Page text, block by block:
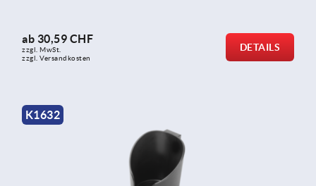
ab 30,59 CHF
zzgl. MwSt.
zzgl. Versandkosten
DETAILS
K1632